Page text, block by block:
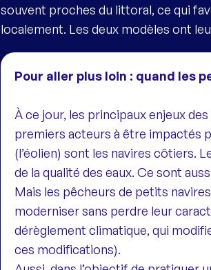
souvent proches du littoral, ce qui
localement. Les deux modèles ont
Pour aller plus loin : quand les
À ce jour, les principaux enjeux
premiers acteurs à être impactés
(l’éolien) sont les navires côtiers.
de la qualité des eaux. Ce sont
Mais les pêcheurs de petits
moderniser sans perdre leur
dérèglement climatique, qui
ces modifications).